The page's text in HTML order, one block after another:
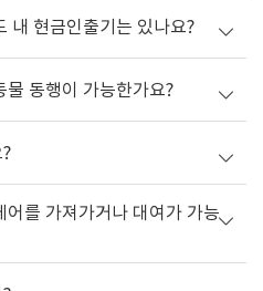
내 현금인출기는 있나요?
물 동행이 가능한가요?
어를 가져가거나 대여가 가능